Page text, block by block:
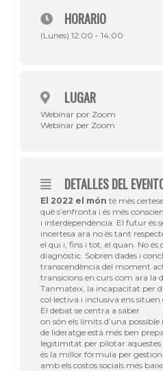
HORARIO
(Lunes) 12:00 - 14:00
LUGAR
Webinar por Zoom
Webinar per Zoom
DETALLES DEL
El 2022 el món té més
què s’enfronta i és més
i interdependència. El futur és
incertesa ara no és tant
el qui i, fins i tot, el quan. No
diagnòstic. Sobren dades i
transcendència del moment
transicions en curs com ara la
Tanmateix, la incapacitat per
col·lectiva i inclusiva ens
El debat se centra a saber
on són els límits d’una
de lideratge està més ben
legitimitat per pilotar
és la millor fórmula per
amb els costos socials més